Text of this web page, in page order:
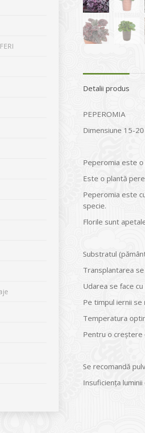
Detalii produs
PEPEROMIA
Dimensiune 15-
Peperomia este o
Este o plantă
Peperomia este
specie.
Florile sunt
Substratul
Transplantarea
Udarea se face
Pe timpul iernii
Temperatura
Pentru o creştere
Se recomandă
Insuficienţa